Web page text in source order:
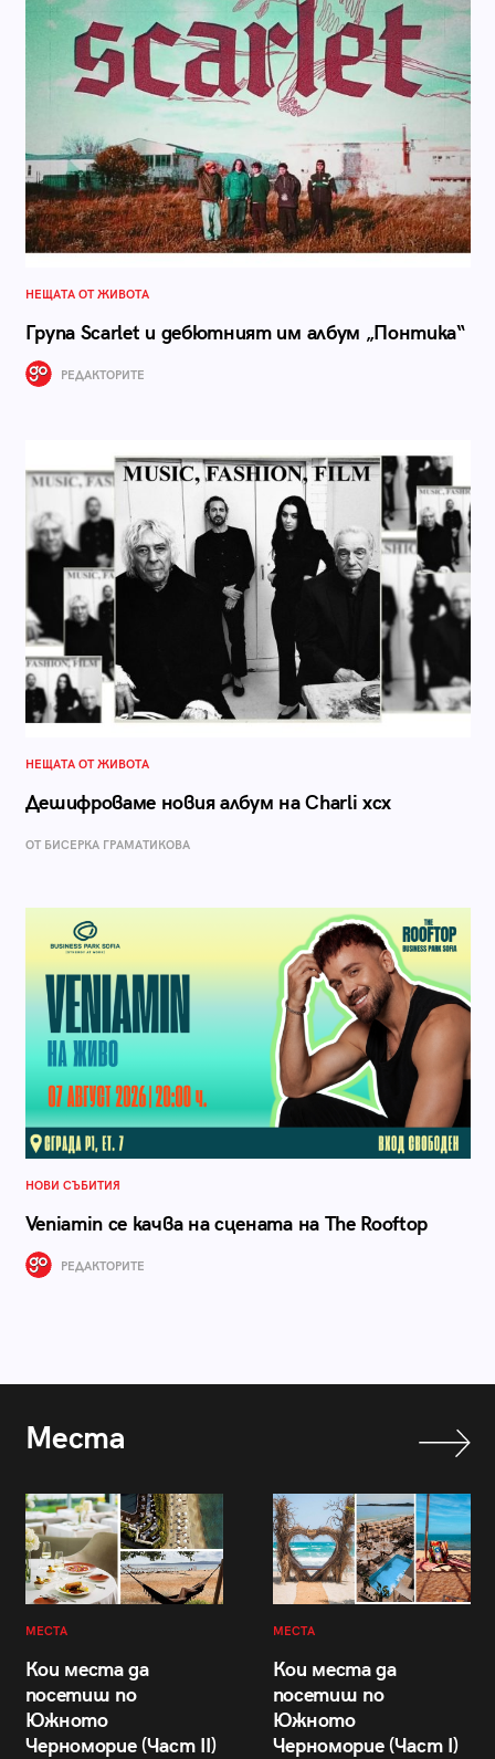
НЕЩАТА ОТ ЖИВОТА
Група Scarlet и дебютният им албум „Понтика“
РЕДАКТОРИТЕ
НЕЩАТА ОТ ЖИВОТА
Дешифроваме новия албум на Charli xcx
ОТ БИСЕРКА ГРАМАТИКОВА
НОВИ СЪБИТИЯ
Veniamin се качва на сцената на The Rooftop
РЕДАКТОРИТЕ
Места
МЕСТА
Кои места да
посетиш по
Южното
Черноморие (Част II)
МЕСТА
Кои места да
посетиш по
Южното
Черноморие (Част I)